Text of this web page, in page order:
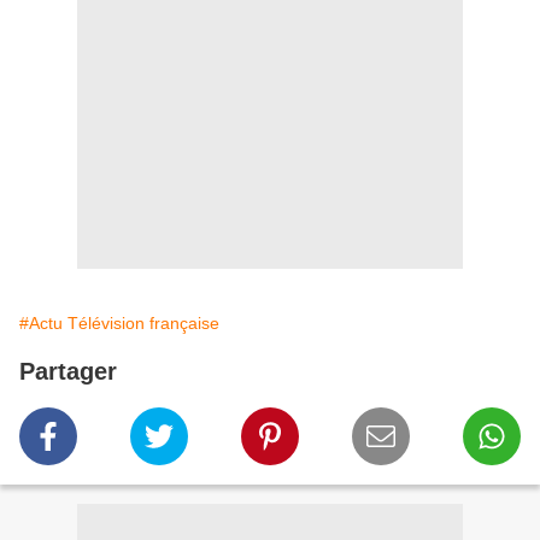
#Actu Télévision française
Partager